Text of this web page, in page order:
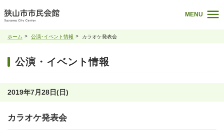
MENU
ホーム 公演･イベント情報 カラオケ発表会
公演・イベント情報
2019年7月28日(日)
カラオケ発表会